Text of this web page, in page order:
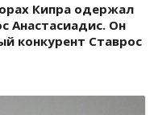
Кипра одержал
Анастасиадис. Он
конкурент Ставрос